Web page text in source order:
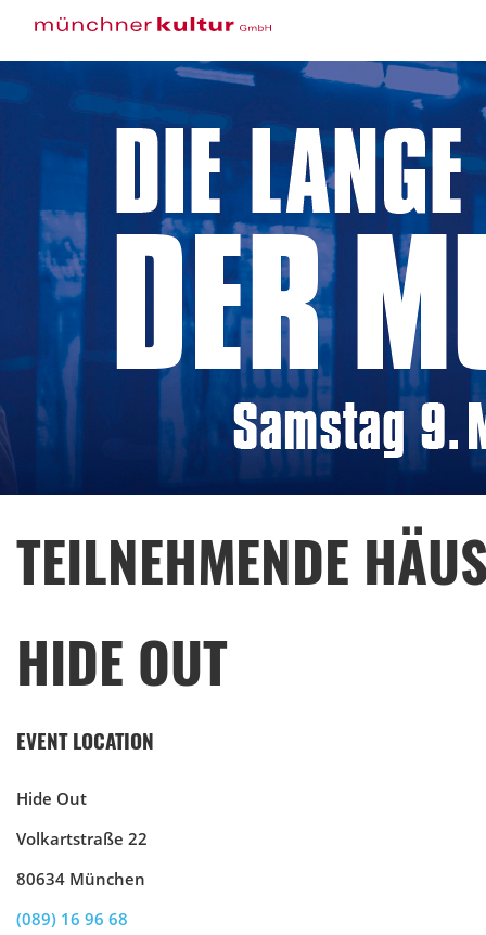
TEILNEHMENDE
HIDE OUT
EVENT LOCATION
Hide Out
Volkartstraße 22
80634 München
(089) 16 96 68